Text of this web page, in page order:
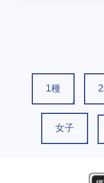
1種
女子